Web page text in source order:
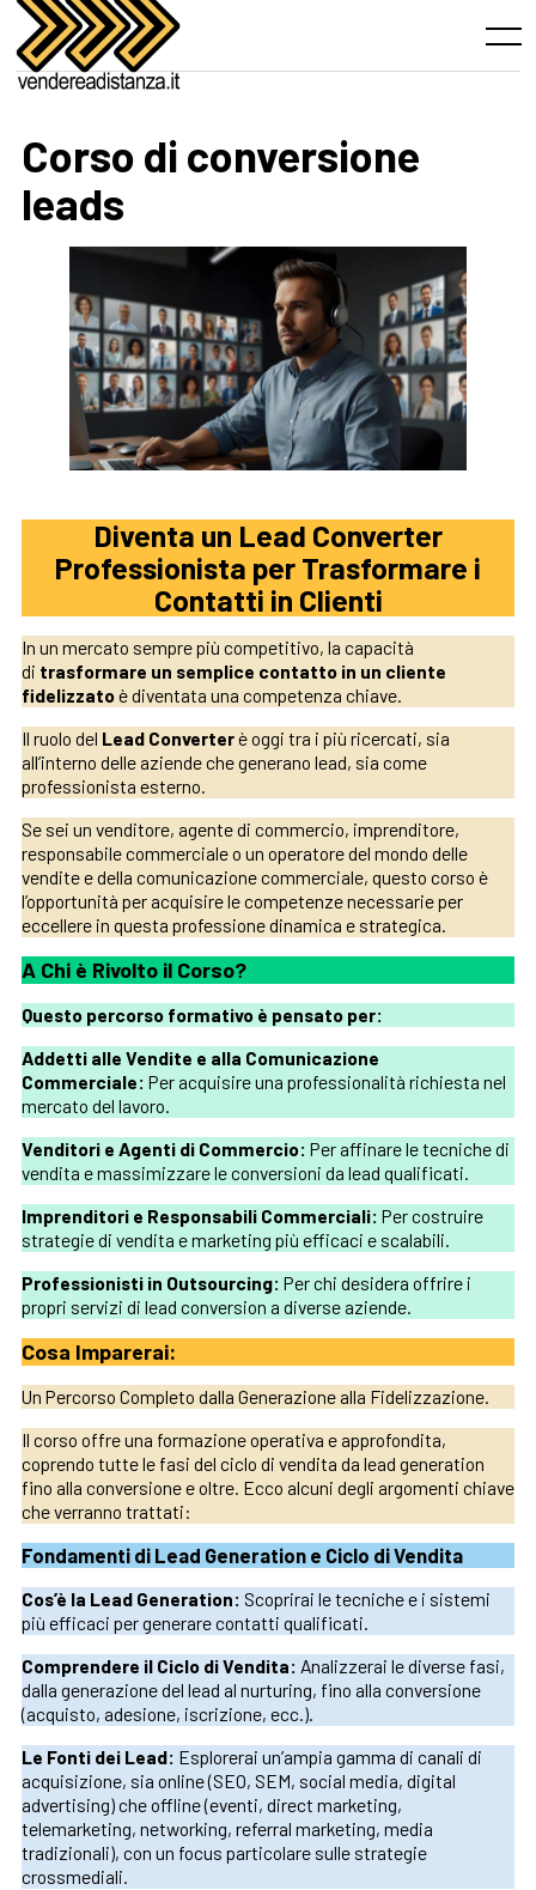
Skip
content
Menu
Corso di conversione
leads
Diventa un Lead Converter
Professionista per Trasformare i
Contatti in Clienti
In un mercato sempre più competitivo, la capacità
di trasformare un semplice contatto in un cliente
fidelizzatoè diventata una competenza chiave.
Il ruolo del Lead Converterè oggi tra i più ricercati, sia
all’interno delle aziende che generano lead, sia come
professionista esterno.
Se sei un venditore, agente di commercio, imprenditore,
responsabile commerciale o un operatore del mondo delle
vendite e della comunicazione commerciale, questo corso è
l’opportunità per acquisire le competenze necessarie per
eccellere in questa professione dinamica e strategica.
A Chi è Rivolto il Corso?
Questo percorso formativo è pensato per:
Addetti alle Vendite e alla Comunicazione
Commerciale: Per acquisire una professionalità richiesta nel
mercato del lavoro.
Venditori e Agenti di Commercio: Per affinare le tecniche di
vendita e massimizzare le conversioni da lead qualificati.
Imprenditori e Responsabili Commerciali: Per costruire
strategie di vendita e marketing più efficaci e scalabili.
Professionisti in Outsourcing: Per chi desidera offrire i
propri servizi di lead conversion a diverse aziende.
Cosa Imparerai:
Un Percorso Completo dalla Generazione alla Fidelizzazione.
Il corso offre una formazione operativa e approfondita,
coprendo tutte le fasi del ciclo di vendita da lead generation
fino alla conversione e oltre. Ecco alcuni degli argomenti chiave
che verranno trattati:
Fondamenti di Lead Generation e Ciclo di Vendita
Cos’è la Lead Generation: Scoprirai le tecniche e i sistemi
più efficaci per generare contatti qualificati.
Comprendere il Ciclo di Vendita: Analizzerai le diverse fasi,
dalla generazione del lead al nurturing, fino alla conversione
(acquisto, adesione, iscrizione, ecc.).
Le Fonti dei Lead: Esplorerai un’ampia gamma di canali di
acquisizione, sia online (SEO, SEM, social media, digital
advertising) che offline (eventi, direct marketing,
telemarketing, networking, referral marketing, media
tradizionali), con un focus particolare sulle strategie
crossmediali.